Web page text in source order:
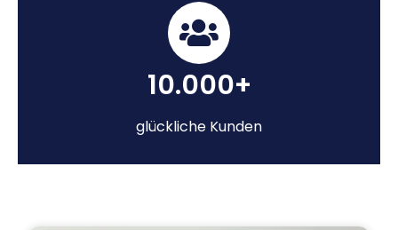
10.000+
glückliche Kunden